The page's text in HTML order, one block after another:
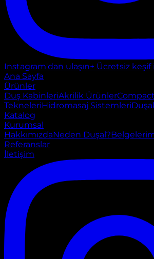
Instagram'dan ulaşın+ Ücretsiz keşif
Ana Sayfa
Ürünler
Duş KabinleriAkrilik Ürünler
TekneleriHidromasaj Sistemleri
Katalog
Kurumsal
HakkımızdaNeden Duşal?
Referanslar
İletişim